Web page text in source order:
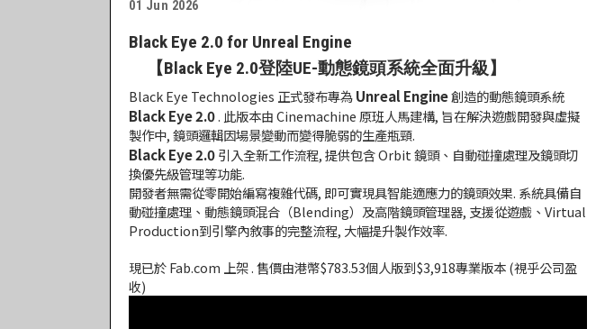
01 Jun 2026
Black Eye 2.0 for Unreal Engine
【Black Eye 2.0登陸UE-動態鏡頭系統全面升級】
Black Eye Technologies 正式發布專為Unreal Engine創造的動態鏡頭系統
Black Eye 2.0. 此版本由 Cinemachine 原班人馬建構, 旨在解決遊戲開發與虛擬
製作中, 鏡頭邏輯因場景變動而變得脆弱的生產瓶頸.
Black Eye 2.0引入全新工作流程, 提供包含 Orbit 鏡頭、自動碰撞處理及鏡頭切
換優先級管理等功能.
開發者無需從零開始編寫複雜代碼, 即可實現具智能適應力的鏡頭效果. 系統具備自
動碰撞處理、動態鏡頭混合（Blending）及高階鏡頭管理器, 支援從遊戲、Virtual
Production到引擎內敘事的完整流程, 大幅提升製作效率.
現已於 Fab.com 上架 . 售價由港幣$783.53個人版到$3,918專業版本 (視乎公司盈
收)